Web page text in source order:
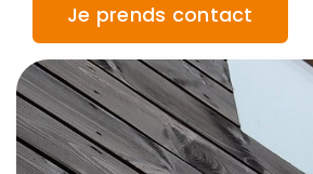
Je prends contact